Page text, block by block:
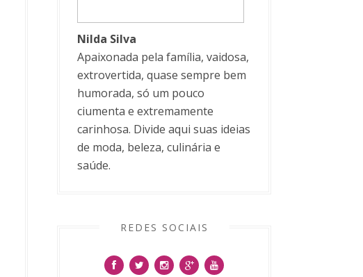
Nilda Silva
Apaixonada pela família, vaidosa,
extrovertida, quase sempre bem
humorada, só um pouco
ciumenta e extremamente
carinhosa. Divide aqui suas ideias
de moda, beleza, culinária e
saúde.
REDES SOCIAIS